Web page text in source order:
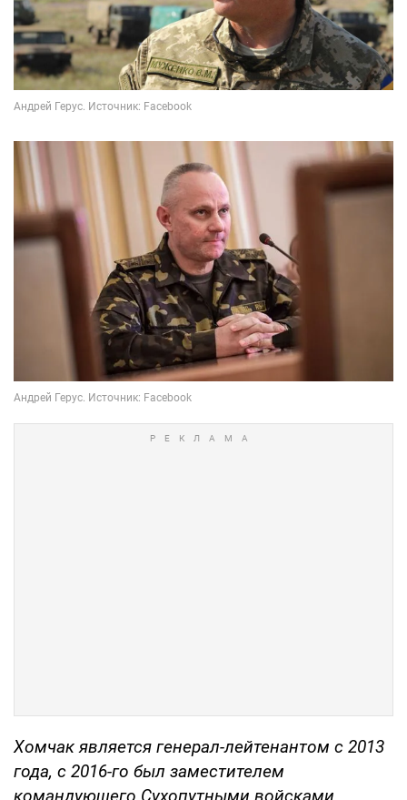
Хомчак является генерал-лейтенантом с 2013
года, с 2016-го был заместителем
командующего Сухопутными войсками